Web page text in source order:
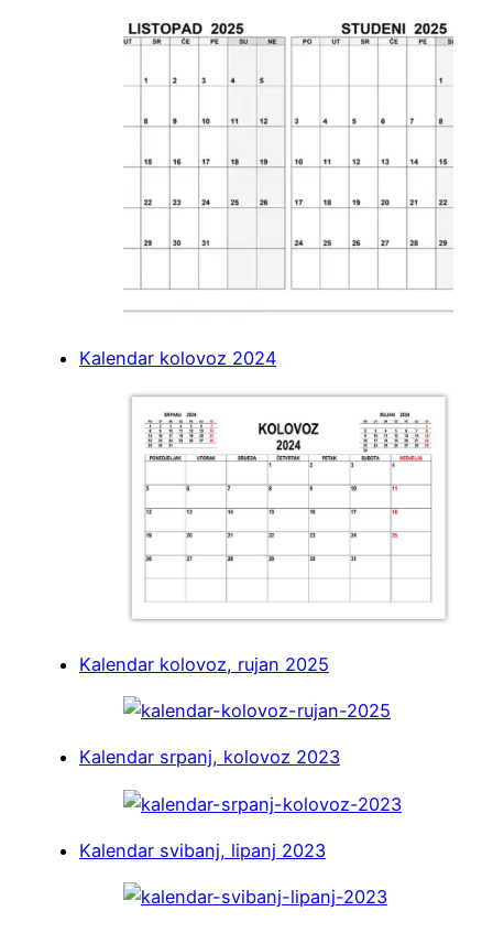
Kalendar kolovoz 2024
Kalendar kolovoz, rujan 2025
Kalendar srpanj, kolovoz 2023
Kalendar svibanj, lipanj 2023